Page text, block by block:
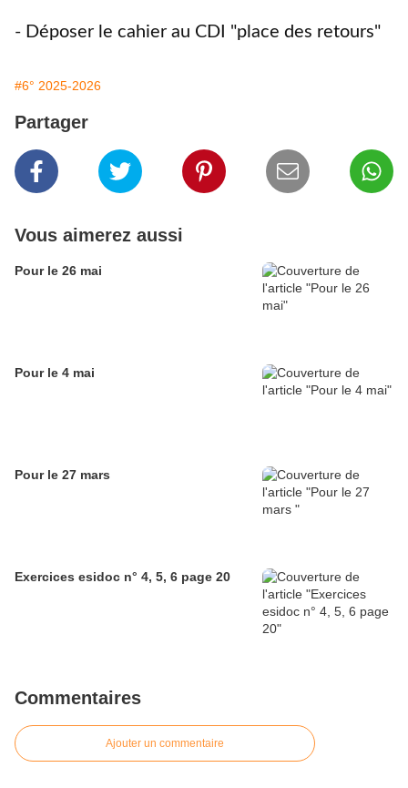
- Déposer le cahier au CDI "place des retours"
#6° 2025-2026
Partager
Vous aimerez aussi
Pour le 26 mai
Pour le 4 mai
Pour le 27 mars
Exercices esidoc n° 4, 5, 6 page 20
Commentaires
Ajouter un commentaire